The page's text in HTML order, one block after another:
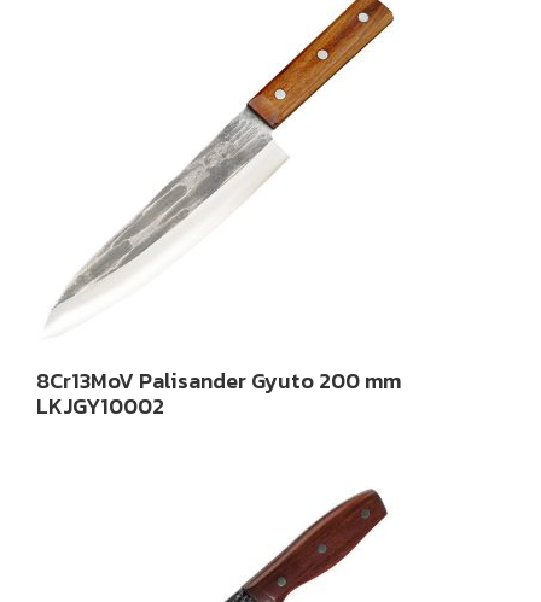
8Cr13MoV Palisander Gyuto 200 mm
LKJGY10002